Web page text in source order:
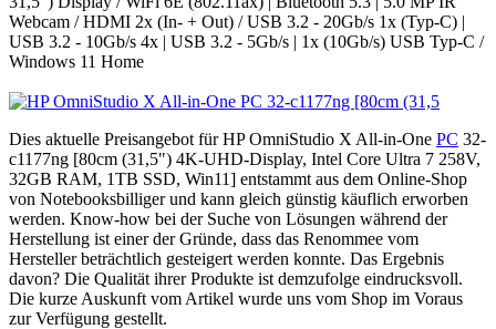
Webcam / HDMI 2x (In- + Out) / USB 3.2 - 20Gb/s 1x (Typ-C) |
USB 3.2 - 10Gb/s 4x | USB 3.2 - 5Gb/s | 1x (10Gb/s) USB Typ-C /
Windows 11 Home
Dies aktuelle Preisangebot für HP OmniStudio X All-in-One PC 32-
c1177ng [80cm (31,5") 4K-UHD-Display, Intel Core Ultra 7 258V,
32GB RAM, 1TB SSD, Win11] entstammt aus dem Online-Shop
von Notebooksbilliger und kann gleich günstig käuflich erworben
werden. Know-how bei der Suche von Lösungen während der
Herstellung ist einer der Gründe, dass das Renommee vom
Hersteller beträchtlich gesteigert werden konnte. Das Ergebnis
davon? Die Qualität ihrer Produkte ist demzufolge eindrucksvoll.
Die kurze Auskunft vom Artikel wurde uns vom Shop im Voraus
zur Verfügung gestellt.